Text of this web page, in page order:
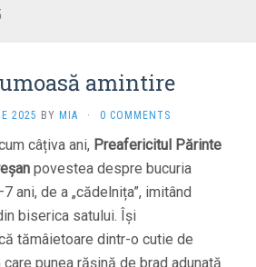
amintire
2025 BY MIA · 0 COMMENTS
câțiva ani, Preafericitul Părinte
povestea despre bucuria
ani, de a „cădelnița”, imitând
biserica satului. Își
tămâietoare dintr-o cutie de
punea rășină de brad adunată